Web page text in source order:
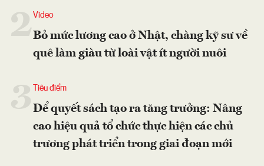
2Video
Bỏ mức lương cao ở Nhật, chàng kỹ sư về
quê làm giàu từ loài vật ít người nuôi
Tiêu điểm
Để quyết sách tạo ra tăng trưởng: Nâng
cao hiệu quả tổ chức thực hiện các chủ
trương phát triển trong giai đoạn mới